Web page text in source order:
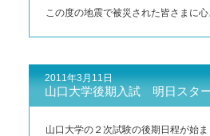
この度の地震で被災された皆さまに
2011年3月11日
山口大学後期入試 明日スター
山口大学の２次試験の後期日程が始ま